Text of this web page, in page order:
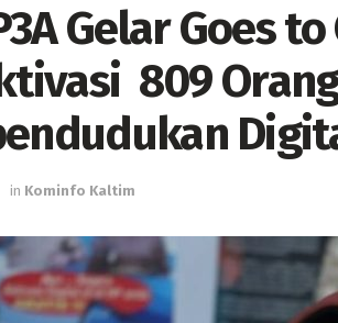
Gelar Goes
809
in Kominfo Kaltim